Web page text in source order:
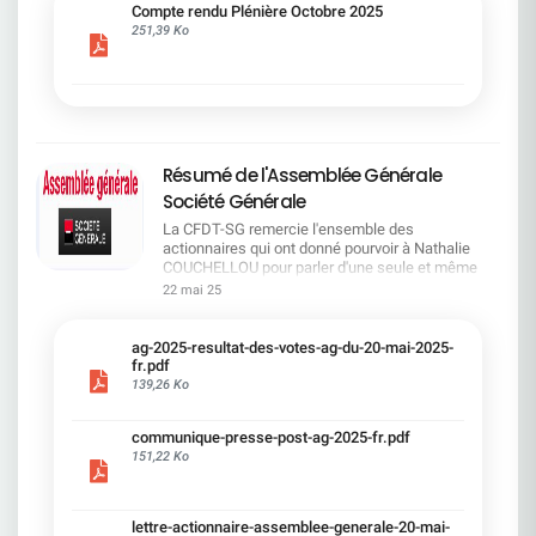
cadre du dialogue social.Bonne lecture !
Compte rendu Plénière Octobre 2025
251,39 Ko
Résumé de l'Assemblée Générale
Société Générale
La CFDT-SG remercie l'ensemble des
actionnaires qui ont donné pourvoir à Nathalie
COUCHELLOU pour parler d'une seule et même
voix.L'assemblée Générale s'est ouverte avec 4
souligné la forte amélioration en 2024 de tous les
facteurs financiers et le premier trimestre 2025
encourageant.Le Directeur Général, Slawomir
solide. Etre une banque simple et intégrée. Etre
une banque efficace. Etre une banque rentable. Le
22 mai 25
ag-2025-resultat-des-votes-ag-du-20-mai-2025-
fr.pdf
139,26 Ko
communique-presse-post-ag-2025-fr.pdf
151,22 Ko
lettre-actionnaire-assemblee-generale-20-mai-